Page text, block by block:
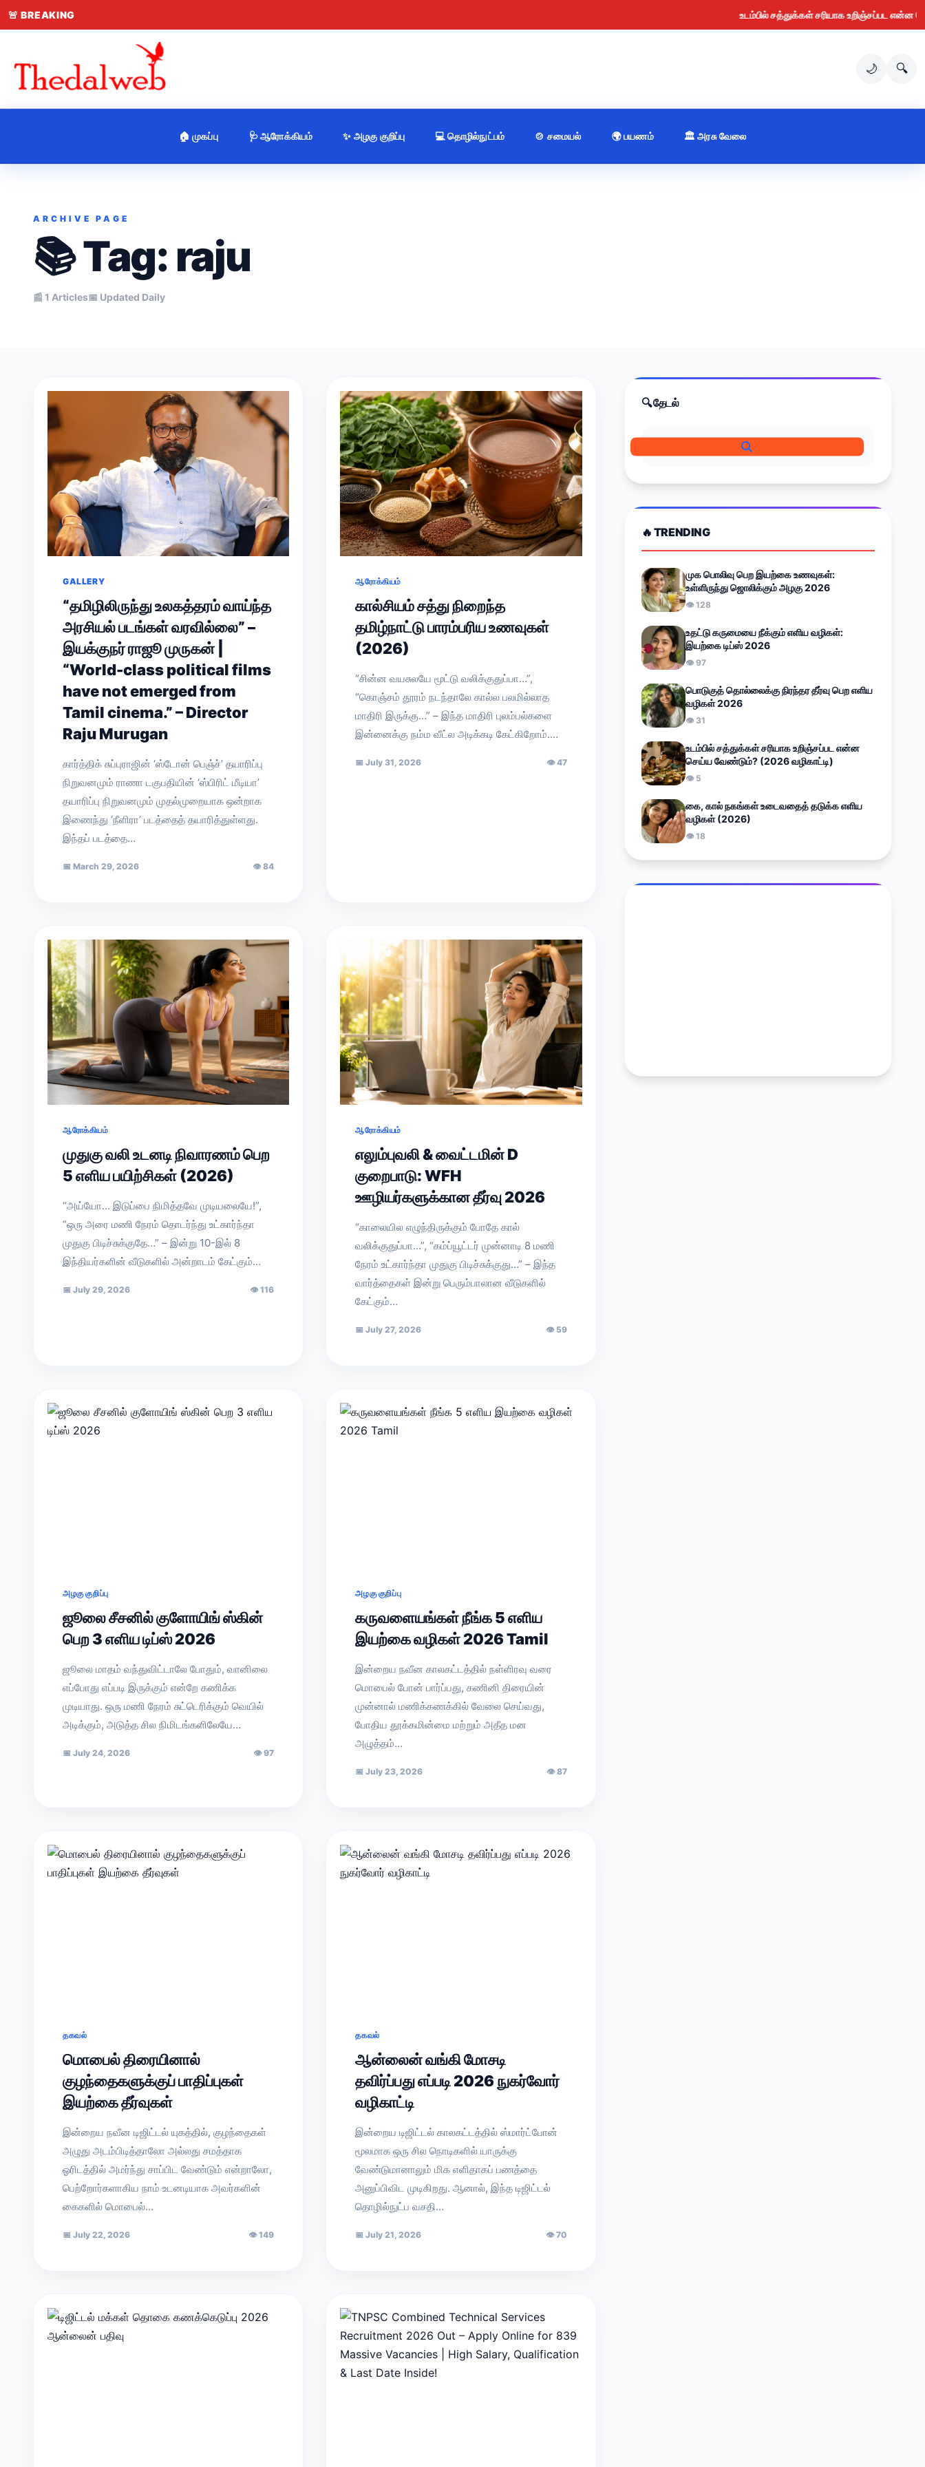
🚨BREAKING உடம்பில் சத்துக்கள் சரியாக உறிஞ்சப்பட என்ன செய்ய
🌙 🔍
🏠 முகப்பு 🩺 ஆரோக்கியம் ✨ அழகு குறிப்பு 💻 தொழில்நுட்பம் 🍲 சமையல் 🌍 பயணம் 🏛️ அரசு வேலை
ARCHIVE PAGE
📚 Tag: raju
📰 1 Articles📅 Updated Daily
GALLERY
“தமிழிலிருந்து உலகத்தரம் வாய்ந்த
அரசியல் படங்கள் வரவில்லை” –
இயக்குநர் ராஜூ முருகன் |
“World-class political films
have not emerged from
Tamil cinema.” – Director
Raju Murugan
கார்த்திக் சுப்புராஜின் ‘ஸ்டோன் பெஞ்ச்’ தயாரிப்பு
நிறுவனமும் ராணா டகுபதியின் ‘ஸ்பிரிட் மீடியா’
தயாரிப்பு நிறுவனமும் முதல்முறையாக ஒன்றாக
இணைந்து ‘நீளிரா’ படத்தைத் தயாரித்துள்ளது.
இந்தப் படத்தை…
📅 March 29, 2026 👁84
ஆரோக்கியம்
கால்சியம் சத்து நிறைந்த
தமிழ்நாட்டு பாரம்பரிய உணவுகள்
(2026)
“சின்ன வயசுலயே மூட்டு வலிக்குதுப்பா…”,
“கொஞ்சம் தூரம் நடந்தாலே கால்ல பலமில்லாத
மாதிரி இருக்கு…” – இந்த மாதிரி புலம்பல்களை
இன்னைக்கு நம்ம வீட்ல அடிக்கடி கேட்கிறோம்.…
📅 July 31, 2026 👁47
ஆரோக்கியம்
முதுகு வலி உடனடி நிவாரணம் பெற
5 எளிய பயிற்சிகள் (2026)
“அய்யோ… இடுப்பை நிமித்தவே முடியலையே!”,
“ஒரு அரை மணி நேரம் தொடர்ந்து உட்கார்ந்தா
முதுகு பிடிச்சுக்குதே…” – இன்று 10-இல் 8
இந்தியர்களின் வீடுகளில் அன்றாடம் கேட்கும்…
📅 July 29, 2026 👁116
ஆரோக்கியம்
எலும்புவலி & வைட்டமின் D
குறைபாடு: WFH
ஊழியர்களுக்கான தீர்வு 2026
“காலையில எழுந்திருக்கும் போதே கால்
வலிக்குதுப்பா…”, “கம்ப்யூட்டர் முன்னாடி 8 மணி
நேரம் உட்கார்ந்தா முதுகு பிடிச்சுக்குது…” – இந்த
வார்த்தைகள் இன்று பெரும்பாலான வீடுகளில்
கேட்கும்…
📅 July 27, 2026 👁59
அழகு குறிப்பு
ஜூலை சீசனில் குளோயிங் ஸ்கின்
பெற 3 எளிய டிப்ஸ் 2026
ஜூலை மாதம் வந்துவிட்டாலே போதும், வானிலை
எப்போது எப்படி இருக்கும் என்றே கணிக்க
முடியாது. ஒரு மணி நேரம் சுட்டெரிக்கும் வெயில்
அடிக்கும், அடுத்த சில நிமிடங்களிலேயே…
📅 July 24, 2026 👁97
அழகு குறிப்பு
கருவளையங்கள் நீங்க 5 எளிய
இயற்கை வழிகள் 2026 Tamil
இன்றைய நவீன காலகட்டத்தில் நள்ளிரவு வரை
மொபைல் போன் பார்ப்பது, கணினி திரையின்
முன்னால் மணிக்கணக்கில் வேலை செய்வது,
போதிய தூக்கமின்மை மற்றும் அதீத மன
அழுத்தம்…
📅 July 23, 2026 👁87
தகவல்
மொபைல் திரையினால்
குழந்தைகளுக்குப் பாதிப்புகள்
இயற்கை தீர்வுகள்
இன்றைய நவீன டிஜிட்டல் யுகத்தில், குழந்தைகள்
அழுது அடம்பிடித்தாலோ அல்லது சமத்தாக
ஓரிடத்தில் அமர்ந்து சாப்பிட வேண்டும் என்றாலோ,
பெற்றோர்களாகிய நாம் உடனடியாக அவர்களின்
கைகளில் மொபைல்…
📅 July 22, 2026 👁149
தகவல்
ஆன்லைன் வங்கி மோசடி
தவிர்ப்பது எப்படி 2026 நுகர்வோர்
வழிகாட்டி
இன்றைய டிஜிட்டல் காலகட்டத்தில் ஸ்மார்ட்போன்
மூலமாக ஒரு சில நொடிகளில் யாருக்கு
வேண்டுமானாலும் மிக எளிதாகப் பணத்தை
அனுப்பிவிட முடிகிறது. ஆனால், இந்த டிஜிட்டல்
தொழில்நுட்ப வசதி…
📅 July 21, 2026 👁70
🔍 தேடல்
🔥 TRENDING
முக பொலிவு பெற இயற்கை உணவுகள்:
உள்ளிருந்து ஜொலிக்கும் அழகு 2026
👁 128
உதட்டு கருமையை நீக்கும் எளிய வழிகள்:
இயற்கை டிப்ஸ் 2026
👁 97
பொடுகுத் தொல்லைக்கு நிரந்தர தீர்வு பெற எளிய
வழிகள் 2026
👁 31
உடம்பில் சத்துக்கள் சரியாக உறிஞ்சப்பட என்ன
செய்ய வேண்டும்? (2026 வழிகாட்டி)
👁 5
கை, கால் நகங்கள் உடைவதைத் தடுக்க எளிய
வழிகள் (2026)
👁 18